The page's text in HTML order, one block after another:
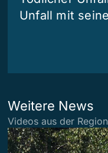
Unfall mit
Weitere News
Videos aus der